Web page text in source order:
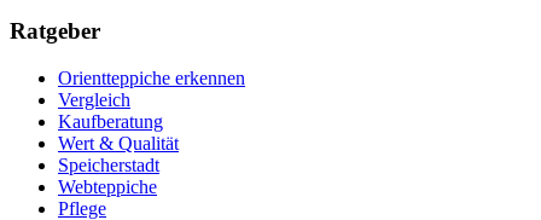
Ratgeber
Orientteppiche erkennen
Vergleich
Kaufberatung
Wert & Qualität
Speicherstadt
Webteppiche
Pflege